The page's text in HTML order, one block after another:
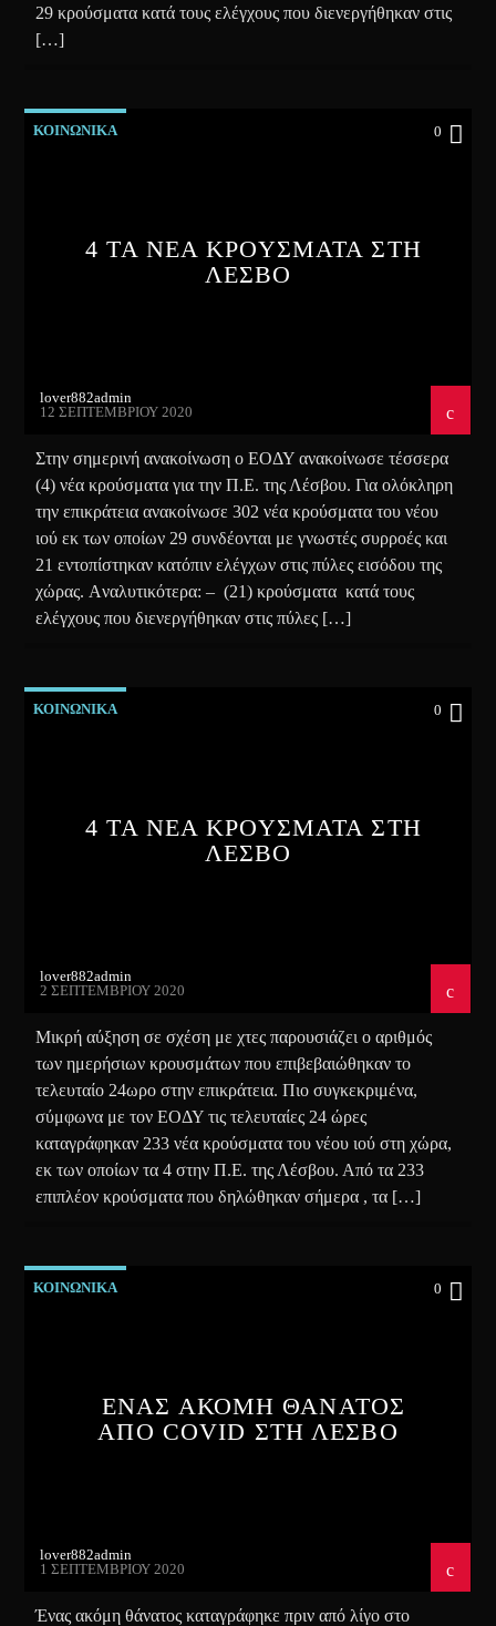
29 κρούσματα κατά τους ελέγχους που διενεργήθηκαν στις
[…]
ΚΟΙΝΩΝΙΚΑ 0
4 ΤΑ ΝΕΑ ΚΡΟΥΣΜΑΤΑ ΣΤΗ
ΛΕΣΒΟ
lover882admin
12 ΣΕΠΤΕΜΒΡΊΟΥ 2020
Στην σημερινή ανακοίνωση ο ΕΟΔΥ ανακοίνωσε τέσσερα
(4) νέα κρούσματα για την Π.Ε. της Λέσβου. Για ολόκληρη
την επικράτεια ανακοίνωσε 302 νέα κρούσματα του νέου
ιού εκ των οποίων 29 συνδέονται με γνωστές συρροές και
21 εντοπίστηκαν κατόπιν ελέγχων στις πύλες εισόδου της
χώρας. Aναλυτικότερα: – (21) κρούσματα κατά τους
ελέγχους που διενεργήθηκαν στις πύλες […]
ΚΟΙΝΩΝΙΚΑ 0
4 ΤΑ ΝΕΑ ΚΡΟΥΣΜΑΤΑ ΣΤΗ
ΛΕΣΒΟ
lover882admin
2 ΣΕΠΤΕΜΒΡΊΟΥ 2020
Μικρή αύξηση σε σχέση με χτες παρουσιάζει ο αριθμός
των ημερήσιων κρουσμάτων που επιβεβαιώθηκαν το
τελευταίο 24ωρο στην επικράτεια. Πιο συγκεκριμένα,
σύμφωνα με τον ΕΟΔΥ τις τελευταίες 24 ώρες
καταγράφηκαν 233 νέα κρούσματα του νέου ιού στη χώρα,
εκ των οποίων τα 4 στην Π.Ε. της Λέσβου. Από τα 233
επιπλέον κρούσματα που δηλώθηκαν σήμερα , τα […]
ΚΟΙΝΩΝΙΚΑ 0
ΕΝΑΣ ΑΚΟΜΗ ΘΑΝΑΤΟΣ
ΑΠΟ COVID ΣΤΗ ΛΕΣΒΟ
lover882admin
1 ΣΕΠΤΕΜΒΡΊΟΥ 2020
Ένας ακόμη θάνατος καταγράφηκε πριν από λίγο στο